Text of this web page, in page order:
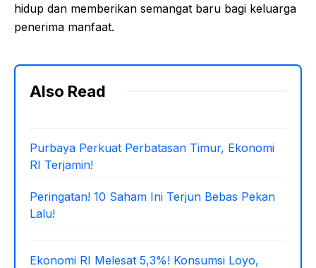
hidup dan memberikan semangat baru bagi keluarga
penerima manfaat.
Also Read
Purbaya Perkuat Perbatasan Timur, Ekonomi
RI Terjamin!
Peringatan! 10 Saham Ini Terjun Bebas Pekan
Lalu!
Ekonomi RI Melesat 5,3%! Konsumsi Loyo,